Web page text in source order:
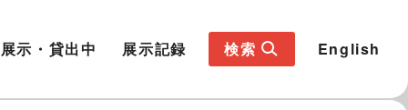
展示・貸出中 展示記録 検索 English